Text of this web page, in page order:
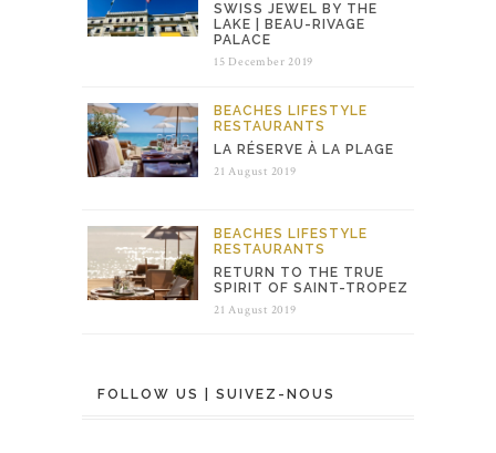
SWISS JEWEL BY THE
LAKE | BEAU-RIVAGE
PALACE
15 December 2019
BEACHES LIFESTYLE
RESTAURANTS
LA RÉSERVE À LA PLAGE
21 August 2019
BEACHES LIFESTYLE
RESTAURANTS
RETURN TO THE TRUE
SPIRIT OF SAINT-TROPEZ
21 August 2019
FOLLOW US | SUIVEZ-NOUS